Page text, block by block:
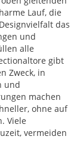
Lauf, die
das
und
alle
gibt
Zweck, in
und
machen
ohne auf
Viele
vermeiden